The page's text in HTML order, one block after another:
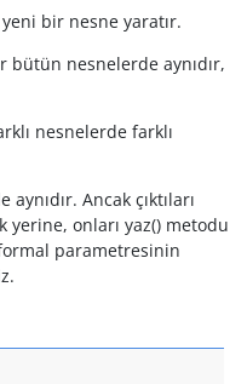
bir nesne yaratır.
bütün nesnelerde aynıdır,
nesnelerde farklı
aynıdır. Ancak çıktıları
yerine, onları yaz() metodu
parametresinin